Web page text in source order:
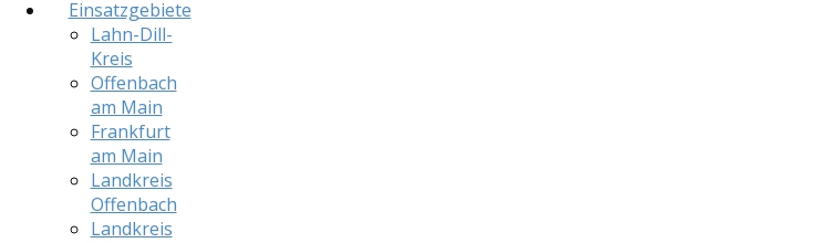
Einsatzgebiete
Lahn-Dill-
Kreis
Offenbach
am Main
Frankfurt
am Main
Landkreis
Offenbach
Landkreis